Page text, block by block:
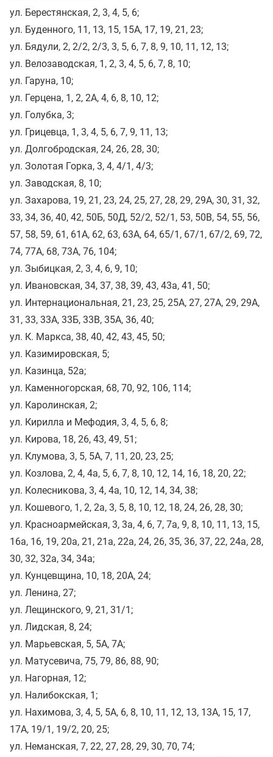
ул. Берестянская, 2, 3, 4, 5, 6;
ул. Буденного, 11, 13, 15, 15А, 17, 19, 21, 23;
ул. Бядули, 2, 2/2, 2/3, 3, 5, 6, 7, 8, 9, 10, 11, 12, 13;
ул. Велозаводская, 1, 2, 3, 4, 5, 6, 7, 8, 10;
ул. Гаруна, 10;
ул. Герцена, 1, 2, 2А, 4, 6, 8, 10, 12;
ул. Голубка, 3;
ул. Грицевца, 1, 3, 4, 5, 6, 7, 9, 11, 13;
ул. Долгобродская, 24, 26, 28, 30;
ул. Золотая Горка, 3, 4, 4/1, 4/3;
ул. Заводская, 8, 10;
ул. Захарова, 19, 21, 23, 24, 25, 27, 28, 29, 29А, 30, 31, 32,
33, 34, 36, 40, 42, 50Б, 50Д, 52/2, 52/1, 53, 50В, 54, 55, 56,
57, 58, 59, 61, 61А, 62, 63, 63А, 64, 65/1, 67/1, 67/2, 69, 72,
74, 77А, 68, 73А, 76, 104;
ул. Зыбицкая, 2, 3, 4, 6, 9, 10;
ул. Ивановская, 34, 37, 38, 39, 43, 43а, 41, 50;
ул. Интернациональная, 21, 23, 25, 25А, 27, 27А, 29, 29А,
31, 33, 33А, 33Б, 33В, 35А, 36, 40;
ул. К. Маркса, 38, 40, 42, 43, 45, 50;
ул. Казимировская, 5;
ул. Казинца, 52а;
ул. Каменногорская, 68, 70, 92, 106, 114;
ул. Каролинская, 2;
ул. Кирилла и Мефодия, 3, 4, 5, 6, 8;
ул. Кирова, 18, 26, 43, 49, 51;
ул. Клумова, 3, 5, 5А, 7, 11, 20, 23, 25;
ул. Козлова, 2, 4, 4а, 5, 6, 7, 8, 10, 12, 14, 16, 18, 20, 22;
ул. Колесникова, 3, 4, 4а, 10, 12, 14, 34, 38;
ул. Кошевого, 1, 2, 2а, 3, 5, 8, 10, 12, 18, 24, 26, 28, 30;
ул. Красноармейская, 3, 3а, 4, 6, 7, 7а, 9, 8, 10, 11, 13, 15,
16а, 16, 19, 20а, 21, 21а, 22а, 24, 26, 35, 36, 37, 22, 24а, 28,
30, 32, 32а, 34, 34а;
ул. Кунцевщина, 10, 18, 20А, 24;
ул. Ленина, 27;
ул. Лещинского, 9, 21, 31/1;
ул. Лидская, 8, 24;
ул. Марьевская, 5, 5А, 7А;
ул. Матусевича, 75, 79, 86, 88, 90;
ул. Нагорная, 12;
ул. Налибокская, 1;
ул. Нахимова, 3, 4, 5, 5А, 6, 8, 10, 11, 12, 13, 13А, 15, 17,
17А, 19/1, 19/2, 20, 25;
ул. Неманская, 7, 22, 27, 28, 29, 30, 70, 74;